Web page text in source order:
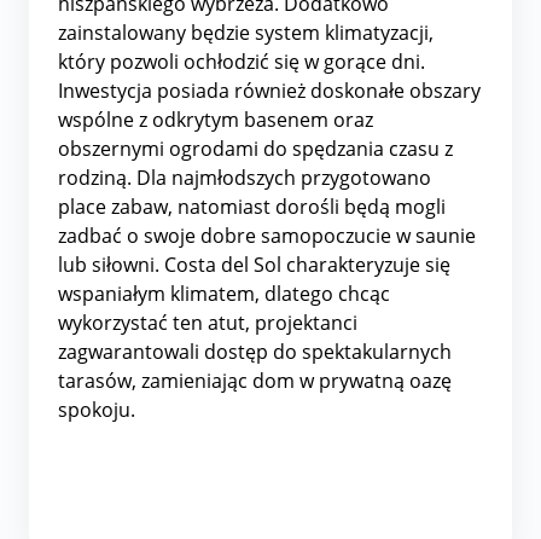
zainstalowany będzie system klimatyzacji,
który pozwoli ochłodzić się w gorące dni.
Inwestycja posiada również doskonałe obszary
wspólne z odkrytym basenem oraz
obszernymi ogrodami do spędzania czasu z
rodziną. Dla najmłodszych przygotowano
place zabaw, natomiast dorośli będą mogli
zadbać o swoje dobre samopoczucie w saunie
lub siłowni. Costa del Sol charakteryzuje się
wspaniałym klimatem, dlatego chcąc
wykorzystać ten atut, projektanci
zagwarantowali dostęp do spektakularnych
tarasów, zamieniając dom w prywatną oazę
spokoju.